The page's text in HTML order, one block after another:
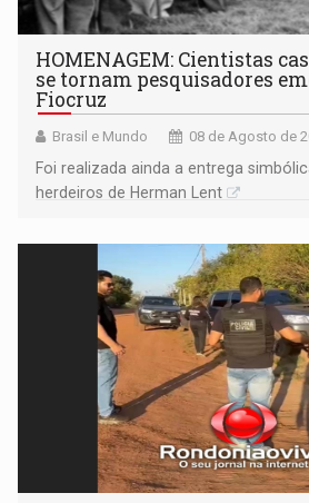
HOMENAGEM: Cientistas
se tornam pesquisadores
Fiocruz
Brasil e Mundo 08 de Agosto de
Foi realizada ainda a entrega
herdeiros de Herman Lent